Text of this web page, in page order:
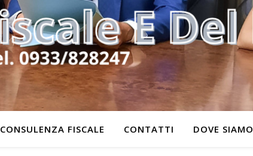
CONSULENZA FISCALE CONTATTI DOVE SIAMO